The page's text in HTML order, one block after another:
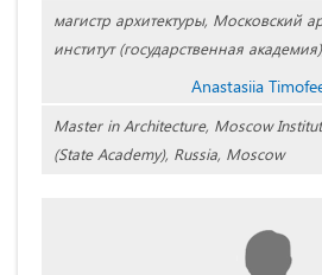
магистр архитектуры, Московский
институт (государственная
Anastasiia
Master in Architecture, Moscow
(State Academy), Russia, Moscow